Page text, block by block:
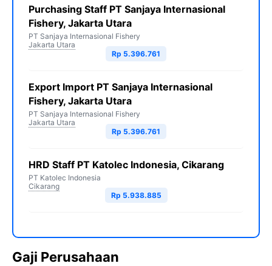
Purchasing Staff PT Sanjaya Internasional
Fishery, Jakarta Utara
PT Sanjaya Internasional Fishery
Jakarta Utara
Rp 5.396.761
Export Import PT Sanjaya Internasional
Fishery, Jakarta Utara
PT Sanjaya Internasional Fishery
Jakarta Utara
Rp 5.396.761
HRD Staff PT Katolec Indonesia, Cikarang
PT Katolec Indonesia
Cikarang
Rp 5.938.885
Gaji Perusahaan